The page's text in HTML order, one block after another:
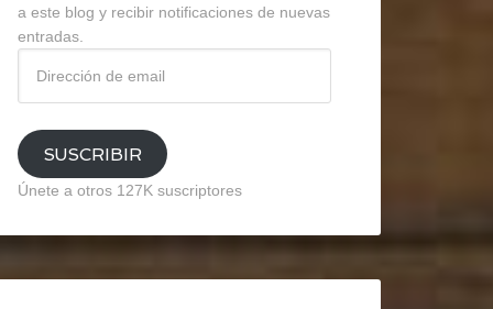
a este blog y recibir notificaciones de nuevas
entradas.
email
SUSCRIBIR
Únete a otros 127K suscriptores